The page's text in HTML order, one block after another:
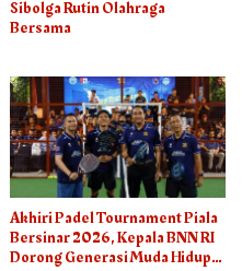
Sibolga Rutin Olahraga
Bersama
Akhiri Padel Tournament Piala
Bersinar 2026, Kepala BNN RI
Dorong Generasi Muda Hidup